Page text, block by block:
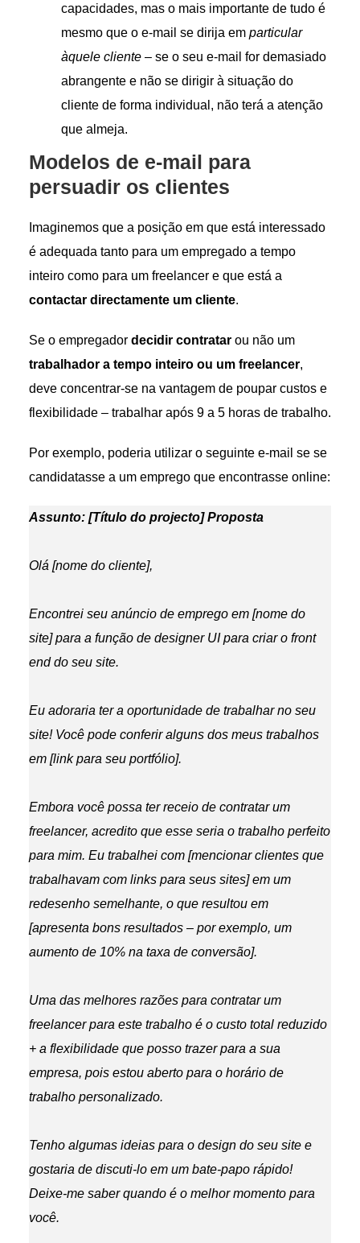
capacidades, mas o mais importante de tudo é
mesmo que o e-mail se dirija em particular
àquele cliente– se o seu e-mail for demasiado
abrangente e não se dirigir à situação do
cliente de forma individual, não terá a atenção
que almeja.
Modelos de e-mail para
persuadir os clientes
Imaginemos que a posição em que está interessado
é adequada tanto para um empregado a tempo
inteiro como para um freelancer e que está a
contactar directamente um cliente.
Se o empregadordecidir contratar ou não um
trabalhador a tempo inteiro ou um freelancer,
deve concentrar-se na vantagem de poupar custos e
flexibilidade – trabalhar após 9 a 5 horas de trabalho.
Por exemplo, poderia utilizar o seguinte e-mail se se
candidatasse a um emprego que encontrasse online:
Assunto: [Título do projecto] Proposta
Olá [nome do cliente],
Encontrei seu anúncio de emprego em [nome do
site] para a função de designer UI para criar o front
end do seu site.
Eu adoraria ter a oportunidade de trabalhar no seu
site! Você pode conferir alguns dos meus trabalhos
em [link para seu portfólio].
Embora você possa ter receio de contratar um
freelancer, acredito que esse seria o trabalho perfeito
para mim. Eu trabalhei com [mencionar clientes que
trabalhavam com links para seus sites] em um
redesenho semelhante, o que resultou em
[apresenta bons resultados – por exemplo, um
aumento de 10% na taxa de conversão].
Uma das melhores razões para contratar um
freelancer para este trabalho é o custo total reduzido
+ a flexibilidade que posso trazer para a sua
empresa, pois estou aberto para o horário de
trabalho personalizado.
Tenho algumas ideias para o design do seu site e
gostaria de discuti-lo em um bate-papo rápido!
Deixe-me saber quando é o melhor momento para
você.